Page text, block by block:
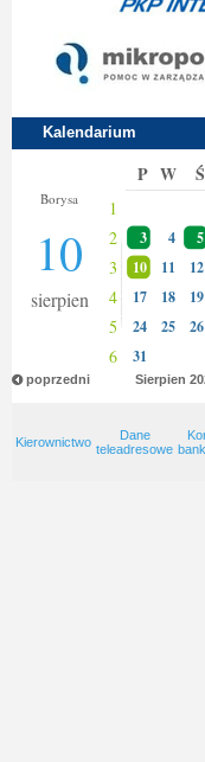
Kalendarium
Borysa
10
sierpien
P W Ś
1
2 3 4 5
3 10 11 12
4 17 18 19
5 24 25 26
6 31
poprzedni Sierpien
Kierownictwo
Dane
teleadresowe